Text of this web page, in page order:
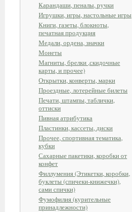
Карандаши, пеналы, ручки
Игрушки, игры, настольные игры
Книги, газеты, блокноты,
печатная продукция
Медали, ордена, значки
Монеты
Магниты, брелки ,скидочные
карты, и прочее)
Открытки, конверты, марки
Проездные, лотерейные билеты
Печати, штампы, таблички,
оттиски
Пивная атрибутика
Пластинки, кассеты, диски
Прочее, спортивная тематика,
кубки
Сахарные пакетики, коробки от
конфет
Филлумения (Этикетки, коробки,
буклеты (спичеки-книжечки),
сами спички)
Фумофилия (курительные
принадлежности)